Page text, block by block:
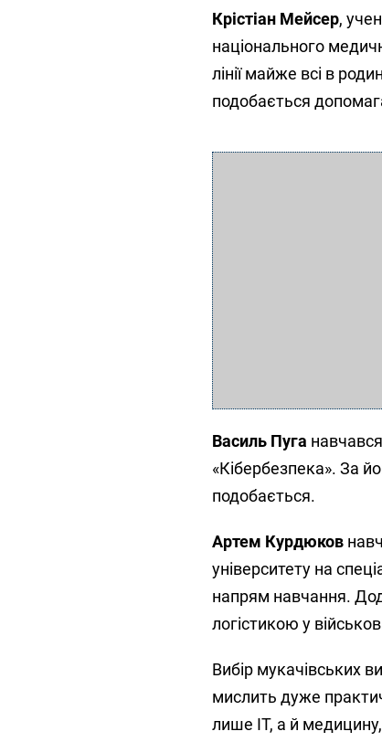
Крістіан Мейсер,
національного
лінії майже всі в
подобається
Василь Пуга
«Кібербезпека». За
подобається.
Артем Курдюков
університету на
напрям навчання.
логістикою у
Вибір мукачівських
мислить дуже
лише ІТ, а й